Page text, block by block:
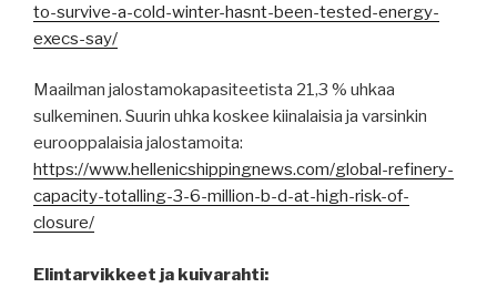
to-survive-a-cold-winter-hasnt-been-tested-energy-
execs-say/
Maailman jalostamokapasiteetista 21,3 % uhkaa
sulkeminen. Suurin uhka koskee kiinalaisia ja varsinkin
eurooppalaisia jalostamoita:
https://www.hellenicshippingnews.com/global-refinery-
capacity-totalling-3-6-million-b-d-at-high-risk-of-
closure/
Elintarvikkeet ja kuivarahti: